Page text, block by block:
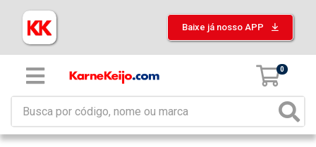
Baixe já nosso APP
0